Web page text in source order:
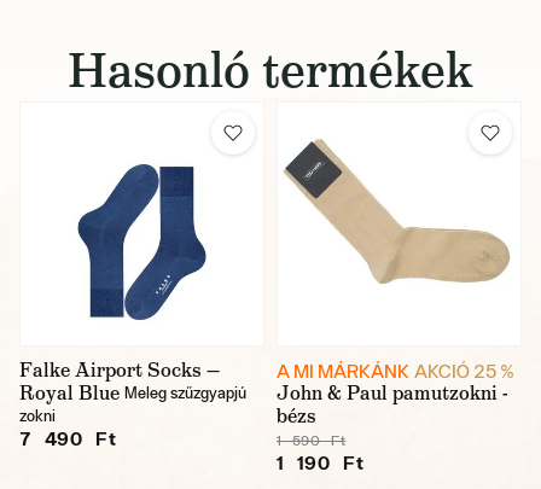
Hasonló termékek
Falke Airport Socks —
Royal Blue Meleg szűzgyapjú
zokni
7 490 Ft
A MI MÁRKÁNK AKCIÓ 25 %
John & Paul pamutzokni -
bézs
1 590 Ft
1 190 Ft